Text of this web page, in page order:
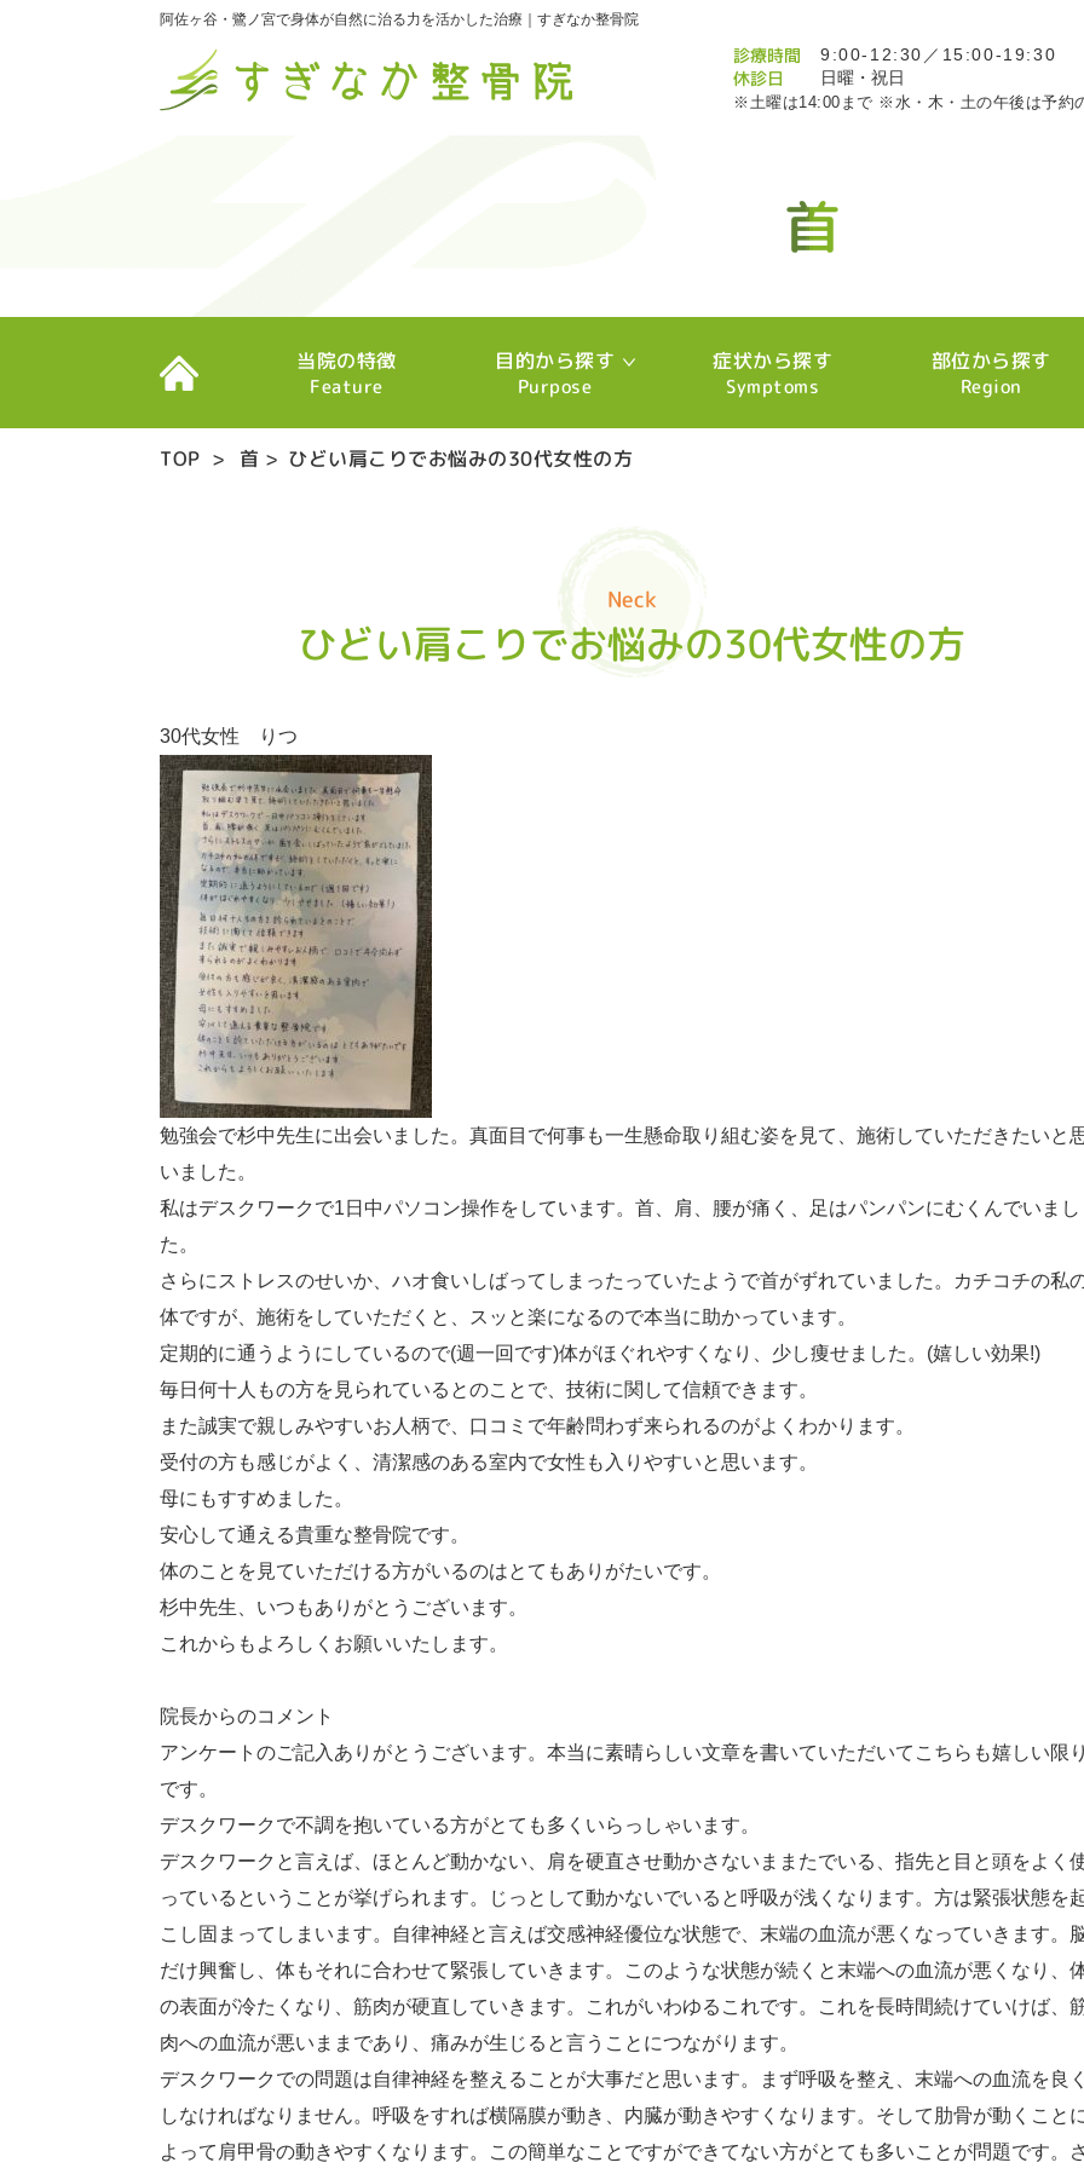
阿佐ヶ谷・鷺ノ宮で身体が自然に治る力を活かした治療｜すぎなか整骨院
診療時間 9:00-12:30／15:00-19:30
休診日 日曜・祝日
※土曜は14:00まで ※水・木・土の午後は予約
首
首
首
首
首
首
首
首
首
首
首
首
首
首
首
首
首
当院の特徴
Feature
目的から探す
Purpose
症状から探す
Symptoms
部位から探す
Region
TOP > 首 > ひどい肩こりでお悩みの30代女性の方
Neck
ひどい肩こりでお悩みの30代女性の方
30代女性 りつ
勉強会で杉中先生に出会いました。真面目で何事も一生懸命取り組む姿を見て、施術していただきたいと
いました。
私はデスクワークで1日中パソコン操作をしています。首、肩、腰が痛く、足はパンパンにむくんでいまし
た。
さらにストレスのせいか、ハオ食いしばってしまったっていたようで首がずれていました。カチコチの私
体ですが、施術をしていただくと、スッと楽になるので本当に助かっています。
定期的に通うようにしているので(週一回です)体がほぐれやすくなり、少し痩せました。(嬉しい効果!)
毎日何十人もの方を見られているとのことで、技術に関して信頼できます。
また誠実で親しみやすいお人柄で、口コミで年齢問わず来られるのがよくわかります。
受付の方も感じがよく、清潔感のある室内で女性も入りやすいと思います。
母にもすすめました。
安心して通える貴重な整骨院です。
体のことを見ていただける方がいるのはとてもありがたいです。
杉中先生、いつもありがとうございます。
これからもよろしくお願いいたします。
院長からのコメント
アンケートのご記入ありがとうございます。本当に素晴らしい文章を書いていただいてこちらも嬉しい限
です。
デスクワークで不調を抱いている方がとても多くいらっしゃいます。
デスクワークと言えば、ほとんど動かない、肩を硬直させ動かさないままたでいる、指先と目と頭をよく
っているということが挙げられます。じっとして動かないでいると呼吸が浅くなります。方は緊張状態を
こし固まってしまいます。自律神経と言えば交感神経優位な状態で、末端の血流が悪くなっていきます。
だけ興奮し、体もそれに合わせて緊張していきます。このような状態が続くと末端への血流が悪くなり、
の表面が冷たくなり、筋肉が硬直していきます。これがいわゆるこれです。これを長時間続けていけば、
肉への血流が悪いままであり、痛みが生じると言うことにつながります。
デスクワークでの問題は自律神経を整えることが大事だと思います。まず呼吸を整え、末端への血流を良
しなければなりません。呼吸をすれば横隔膜が動き、内臓が動きやすくなります。そして肋骨が動くこと
よって肩甲骨の動きやすくなります。この簡単なことですができてない方がとても多いことが問題です。